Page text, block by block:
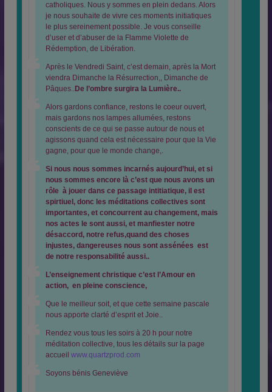
catholiques. Nous y sommes en plein dedans. Alors
je nous souhaite de vivre ces moments initiatiques
le plus sereinement possible. Je vous conseille
d’user et d’abuser de la Flamme Violette de
Rédemption, de Libération.
Après le Vendredi Saint, c’est demain, après la Mort
viendra Dimanche la Résurrection,, Dimanche de
Pâques..De l’ombre surgira la Lumière..
Alors gardons confiance, restons le coeur ouvert,
mais gardons nos lampes allumées, restons
conscients de ce qui se passe autour de nous et
agissons quand cela est nécessaire pour que la Vie
gagne, pour que le monde change,.
Si nous nous sommes incarnés aujourd’hui, et si
nous sommes encore là c’est que nous avons un
rôle à jouer dans ce passage intitiatique, il est
spirtiuel, donc les méditations collectives sont
importantes, et concourrent au changement, mais
nos actes le sont aussi, et manfiester notre
désaccord, notre refus,quand des choses
injustes, dangereuses nous sont assénées est
de notre responsabilité aussi..
L’enseignement christique c’est l’Amour en
action, en pleine conscience,
Que le meilleur soit, et que cette semaine pascale
nous apporte clarté d’esprit et Joie..
Rendez vous tous les soirs à 20 h pour notre
méditation collective, tous les détails sur la page
accueil www.quartzprod.com
Soyons bénis Geneviève